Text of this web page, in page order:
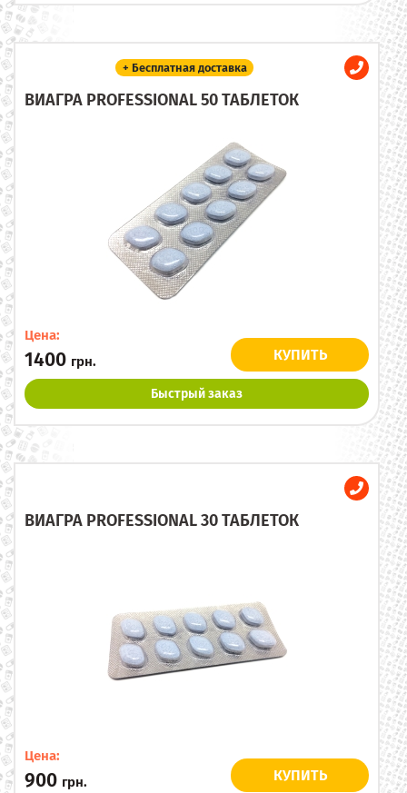
+ Бесплатная доставка
ВИАГРА PROFESSIONAL 50 ТАБЛЕТОК
Цена:
1400 грн. КУПИТЬ
Быстрый заказ
ВИАГРА PROFESSIONAL 30 ТАБЛЕТОК
Цена:
900 грн. КУПИТЬ